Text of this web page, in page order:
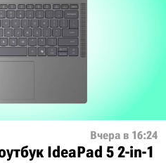
Вчера в 16:24
IdeaPad 5 2-in-1